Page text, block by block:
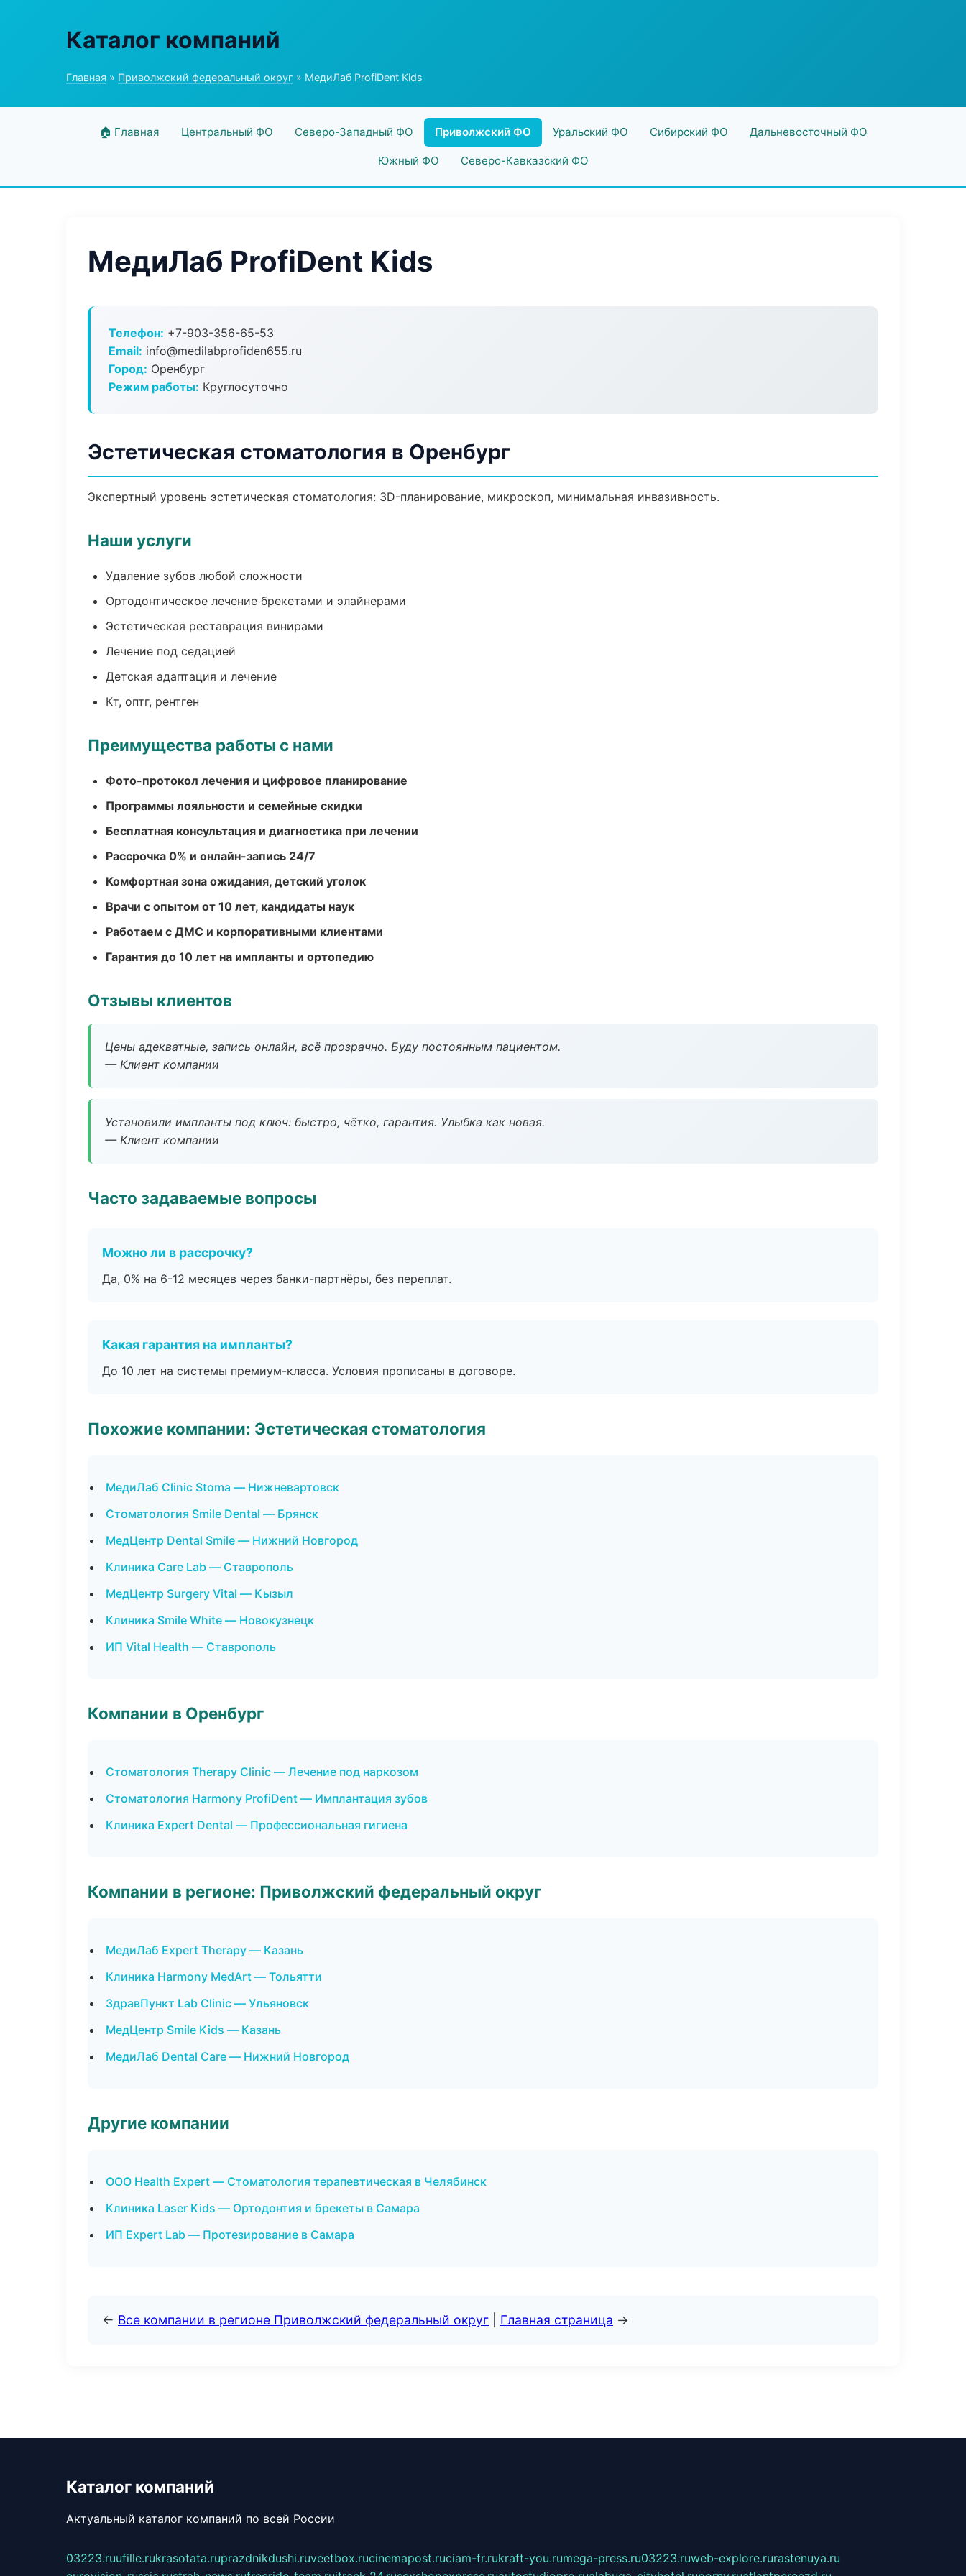
Каталог компаний
Главная » Приволжский федеральный округ » МедиЛаб ProfiDent Kids
🏠 Главная Центральный ФО Северо-Западный ФО Приволжский ФО Уральский ФО Сибирский ФО Дальневосточный ФО
Южный ФО Северо-Кавказский ФО
МедиЛаб ProfiDent Kids
Телефон: +7-903-356-65-53
Email: info@medilabprofiden655.ru
Город: Оренбург
Режим работы: Круглосуточно
Эстетическая стоматология в Оренбург
Экспертный уровень эстетическая стоматология: 3D-планирование, микроскоп, минимальная инвазивность.
Наши услуги
Удаление зубов любой сложности
Ортодонтическое лечение брекетами и элайнерами
Эстетическая реставрация винирами
Лечение под седацией
Детская адаптация и лечение
Кт, оптг, рентген
Преимущества работы с нами
Фото-протокол лечения и цифровое планирование
Программы лояльности и семейные скидки
Бесплатная консультация и диагностика при лечении
Рассрочка 0% и онлайн-запись 24/7
Комфортная зона ожидания, детский уголок
Врачи с опытом от 10 лет, кандидаты наук
Работаем с ДМС и корпоративными клиентами
Гарантия до 10 лет на импланты и ортопедию
Отзывы клиентов
Цены адекватные, запись онлайн, всё прозрачно. Буду постоянным пациентом.
— Клиент компании
Установили импланты под ключ: быстро, чётко, гарантия. Улыбка как новая.
— Клиент компании
Часто задаваемые вопросы
Можно ли в рассрочку?
Да, 0% на 6-12 месяцев через банки-партнёры, без переплат.
Какая гарантия на импланты?
До 10 лет на системы премиум-класса. Условия прописаны в договоре.
Похожие компании: Эстетическая стоматология
МедиЛаб Clinic Stoma — Нижневартовск
Стоматология Smile Dental — Брянск
МедЦентр Dental Smile — Нижний Новгород
Клиника Care Lab — Ставрополь
МедЦентр Surgery Vital — Кызыл
Клиника Smile White — Новокузнецк
ИП Vital Health — Ставрополь
Компании в Оренбург
Стоматология Therapy Clinic — Лечение под наркозом
Стоматология Harmony ProfiDent — Имплантация зубов
Клиника Expert Dental — Профессиональная гигиена
Компании в регионе: Приволжский федеральный округ
МедиЛаб Expert Therapy — Казань
Клиника Harmony MedArt — Тольятти
ЗдравПункт Lab Clinic — Ульяновск
МедЦентр Smile Kids — Казань
МедиЛаб Dental Care — Нижний Новгород
Другие компании
ООО Health Expert — Стоматология терапевтическая в Челябинск
Клиника Laser Kids — Ортодонтия и брекеты в Самара
ИП Expert Lab — Протезирование в Самара
← Все компании в регионе Приволжский федеральный округ Главная страница →
Каталог компаний
Актуальный каталог компаний по всей России
03223.ruufille.rukrasotata.ruprazdnikdushi.ruveetbox.rucinemapost.ruciam-fr.rukraft-you.rumega-press.ru03223.ruweb-explore.rurastenuya.ru